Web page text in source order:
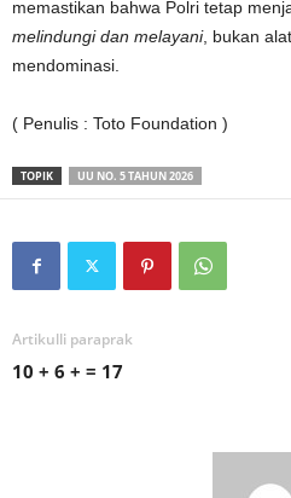
memastikan bahwa Polri tetap
melindungi dan melayani, bukan
mendominasi.
( Penulis : Toto Foundation )
TOPIK UU NO. 5 TAHUN 2026
Artikulli paraprak
10 + 6 + = 17